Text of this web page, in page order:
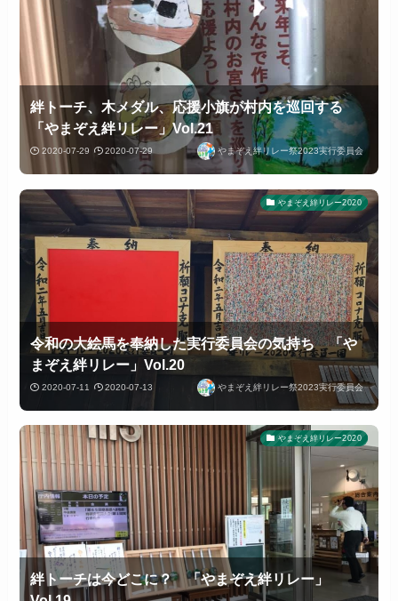
絆トーチ、木メダル、応援小旗が村内を巡回する
「やまぞえ絆リレー」Vol.21
2020-07-29 2020-07-29 やまぞえ絆リレー祭2023実行委員会
やまぞえ絆リレー2020
令和の大絵馬を奉納した実行委員会の気持ち 「や
まぞえ絆リレー」Vol.20
2020-07-11 2020-07-13 やまぞえ絆リレー祭2023実行委員会
やまぞえ絆リレー2020
絆トーチは今どこに？ 「やまぞえ絆リレー」